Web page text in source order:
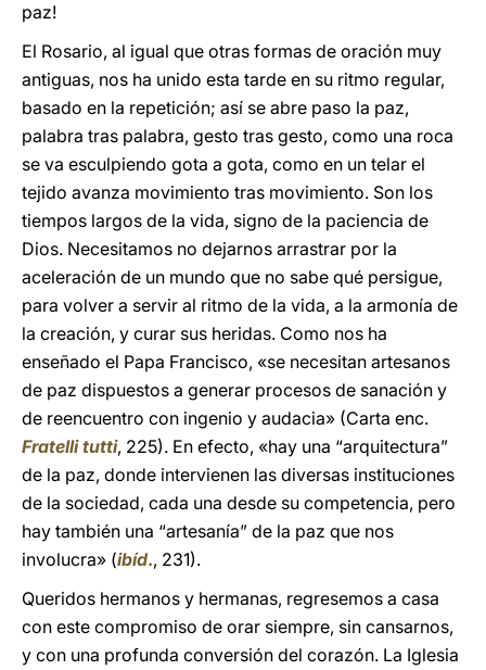
paz!
El Rosario, al igual que otras formas de oración muy
antiguas, nos ha unido esta tarde en su ritmo regular,
basado en la repetición; así se abre paso la paz,
palabra tras palabra, gesto tras gesto, como una roca
se va esculpiendo gota a gota, como en un telar el
tejido avanza movimiento tras movimiento. Son los
tiempos largos de la vida, signo de la paciencia de
Dios. Necesitamos no dejarnos arrastrar por la
aceleración de un mundo que no sabe qué persigue,
para volver a servir al ritmo de la vida, a la armonía de
la creación, y curar sus heridas. Como nos ha
enseñado el Papa Francisco, «se necesitan artesanos
de paz dispuestos a generar procesos de sanación y
de reencuentro con ingenio y audacia» (Carta enc.
Fratelli tutti, 225). En efecto, «hay una “arquitectura”
de la paz, donde intervienen las diversas instituciones
de la sociedad, cada una desde su competencia, pero
hay también una “artesanía” de la paz que nos
involucra» (ibíd., 231).
Queridos hermanos y hermanas, regresemos a casa
con este compromiso de orar siempre, sin cansarnos,
y con una profunda conversión del corazón. La Iglesia